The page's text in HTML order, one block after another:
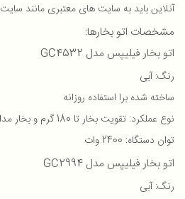
آنلاین باید به سایت های معتبری مانند سایت
مشخصات اتو بخارها:
اتو بخار فیلیپس مدل GC4532
رنگ: آبی
ساخته شده برا استفاده روزانه
نوع عملکرد: تقویت بخار تا 180 گرم و بخار مداوم تا 45 گرم در دقیقه
توان دستگاه: 2400 وات
اتو بخار فیلیپس مدل GC2994
رنگ: آبی